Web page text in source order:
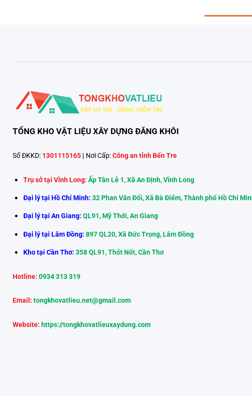
TỔNG KHO VẬT LIỆU XÂY DỰNG ĐĂNG KHÔI
Số ĐKKD: 1301115165 | Nơi Cấp: Công an tỉnh Bến Tre
Trụ sở tại Vĩnh Long: Ấp Tân Lễ 1, Xã An Định, Vĩnh Long
Đại lý tại Hồ Chí Minh: 32 Phan Văn Đối, Xã Bà Điểm, Thành phố Hồ Chí
Đại lý tại An Giang: QL91, Mỹ Thới, An Giang
Đại lý tại Lâm Đồng: 897 QL20, Xã Đức Trọng, Lâm Đồng
Kho tại Cần Thơ: 358 QL91, Thốt Nốt, Cần Thơ
Hotline: 0934 313 319
Email: tongkhovatlieu.net@gmail.com
Website: https://tongkhovatlieuxaydung.com